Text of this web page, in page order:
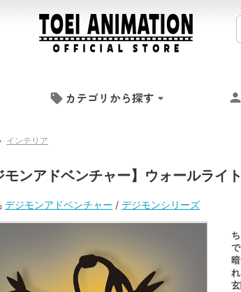
カテゴリから探す
インテリア
モンアドベンチャー】ウォールライ
デジモンアドベンチャー / デジモンシリーズ
れ